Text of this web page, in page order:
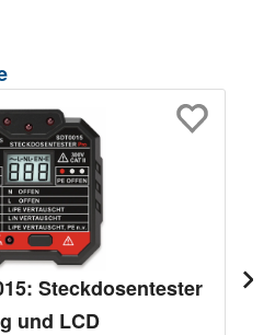
Steckdosentester
und LCD